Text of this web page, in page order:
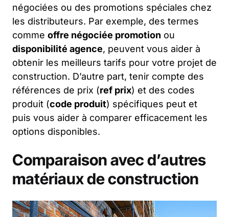
négociées ou des promotions spéciales chez
les distributeurs. Par exemple, des termes
comme offre négociée promotion ou
disponibilité agence, peuvent vous aider à
obtenir les meilleurs tarifs pour votre projet de
construction. D’autre part, tenir compte des
références de prix (ref prix) et des codes
produit (code produit) spécifiques peut et
puis vous aider à comparer efficacement les
options disponibles.
Comparaison avec d’autres
matériaux de construction